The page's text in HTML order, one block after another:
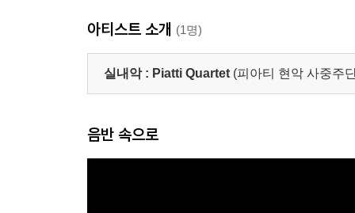
아티스트 소개 (1명)
실내악 : Piatti Quartet (피아티 현악 사중주
음반 속으로